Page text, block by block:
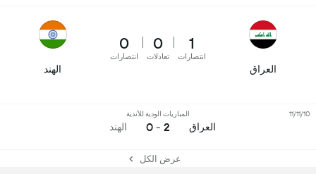
العراق
1
انتصارات
0
تعادلات
0
انتصارات
الهند
العراق
المباريات الودية للأندية
2 - 0 الهند
11/11/10
عرض الكل